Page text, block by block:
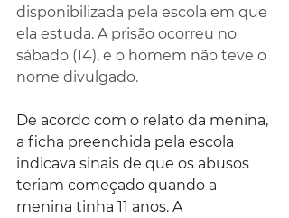
disponibilizada pela escola em que
ela estuda. A prisão ocorreu no
sábado (14), e o homem não teve o
nome divulgado.
De acordo com o relato da menina,
a ficha preenchida pela escola
indicava sinais de que os abusos
teriam começado quando a
menina tinha 11 anos. A